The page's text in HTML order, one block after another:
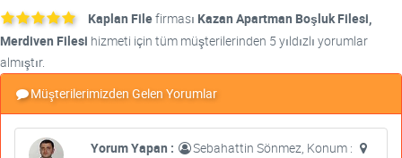
Kaplan Filefirması Kazan Apartman Boşluk Filesi,
Merdiven Filesi hizmeti için tüm müşterilerinden 5 yıldızlı yorumlar
almıştır.
Müşterilerimizden Gelen Yorumlar
Yorum Yapan :
Sebahattin Sönmez, Konum :